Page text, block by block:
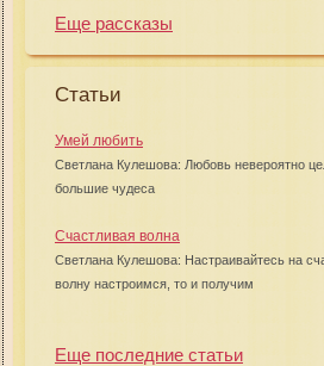
Еще рассказы
Статьи
Умей любить
Светлана Кулешова: Любовь невероятно
большие чудеса
Счастливая волна
Светлана Кулешова: Настраивайтесь на
волну настроимся, то и получим
Еще последние статьи